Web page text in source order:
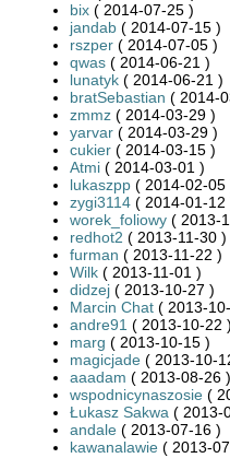
bix ( 2014-07-25 )
jandab ( 2014-07-15 )
rszper ( 2014-07-05 )
qwas ( 2014-06-21 )
lunatyk ( 2014-06-21 )
bratSebastian ( 2014-
zmmz ( 2014-03-29 )
yarvar ( 2014-03-29 )
cukier ( 2014-03-15 )
Atmi ( 2014-03-01 )
lukaszpp ( 2014-02-05
zygi3114 ( 2014-01-12
worek_foliowy ( 2013-
redhot2 ( 2013-11-30 )
furman ( 2013-11-22 )
Wilk ( 2013-11-01 )
didzej ( 2013-10-27 )
Marcin Chat ( 2013-
andre91 ( 2013-10-22 )
marg ( 2013-10-15 )
magicjade ( 2013-10-
aaadam ( 2013-08-26 )
wspodnicynaszosie (
Łukasz Sakwa ( 2013-
andale ( 2013-07-16 )
kawanalawie ( 2013-